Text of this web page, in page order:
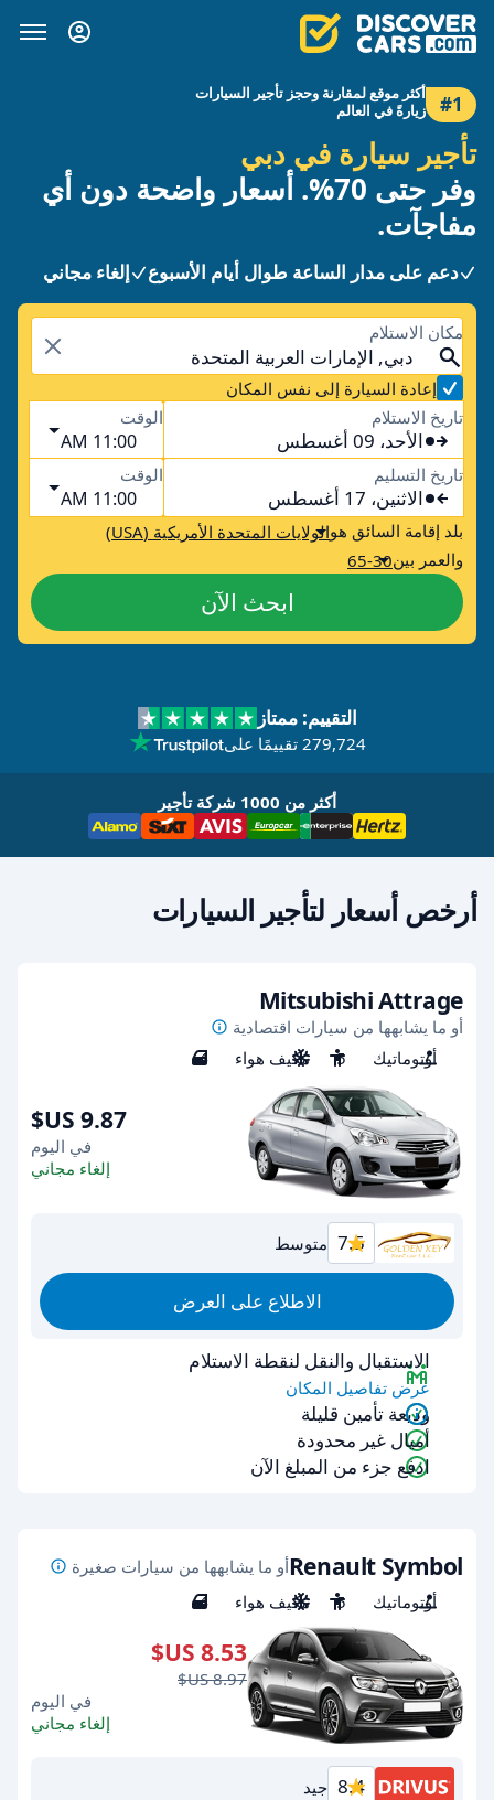
#1
أكثر موقع لمقارنة وحجز تأجير السيارات
زيارةً في العالم
تأجير سيارة في دبي
وفر حتى 70%. أسعار واضحة دون أي
مفاجآت.
دعم على مدار الساعة طوال أيام الأسبوع إلغاء مجاني
مكان الاستلام
دبي, الإمارات العربية المتحدة
إعادة السيارة إلى نفس المكان
تاريخ الاستلام
الأحد، 09 أغسطس
الوقت
11:00 AM
تاريخ التسليم
الاثنين، 17 أغسطس
الوقت
11:00 AM
بلد إقامة السائق هوالولايات المتحدة الأمريكية (USA)
والعمر بين65-30
ابحث الآن
التقييم: ممتاز
279,724 تقييمًا على
أكثر من 1000 شركة تأجير
أرخص أسعار لتأجير السيارات
Mitsubishi Attrage
أو ما يشابهها من سيارات اقتصادية
أوتوماتيك
5 مكيف هواء 4
في اليوم
إلغاء مجاني
7.5 متوسط
الاطلاع على العرض
الاستقبال والنقل لنقطة الاستلام
عرض تفاصيل المكان
وديعة تأمين قليلة
أميال غير محدودة
ادفع جزء من المبلغ الآن
Renault Symbolأو ما يشابهها من سيارات صغيرة
أوتوماتيك
5 مكيف هواء 4
في اليوم
إلغاء مجاني
8.4 جيد